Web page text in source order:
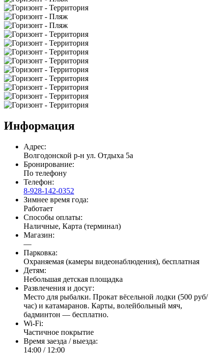
Информация
Адрес:
Волгодонской р-н ул. Отдыха 5а
Бронирование:
По телефону
Телефон:
8-928-142-0352
Зимнее время года:
Работает
Способы оплаты:
Наличные, Карта (терминал)
Магазин:
—
Парковка:
Охраняемая (камеры видеонаблюдения), бесплатная
Детям:
Небольшая детская площадка
Развлечения и досуг:
Место для рыбалки. Прокат вёсельной лодки (500 руб/
час) и катамаранов. Карты, волейбольный мяч,
бадминтон — бесплатно.
Wi-Fi:
Частичное покрытие
Время заезда / выезда:
14:00 / 12:00